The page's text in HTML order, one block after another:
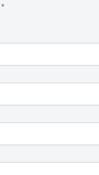
*